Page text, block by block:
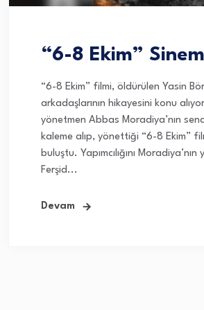
“6-8 Ekim”
“6-8 Ekim” filmi, öldürülen Yasin
arkadaşlarının hikayesini konu
yönetmen Abbas Moradiya’nın
kaleme alıp, yönettiği “6-8 Ekim”
buluştu. Yapımcılığını Moradiya’nın
Ferşid...
Devam